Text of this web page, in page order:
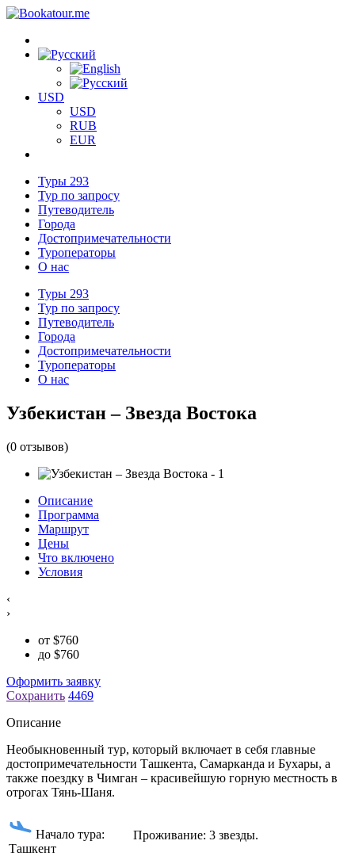
USD
USD
RUB
EUR
Туры 293
Тур по запросу
Путеводитель
Города
Достопримечательности
Туроператоры
О нас
Туры 293
Тур по запросу
Путеводитель
Города
Достопримечательности
Туроператоры
О нас
Узбекистан – Звезда Востока
(0 отзывов)
Описание
Программа
Маршрут
Цены
Что включено
Условия
‹
›
от $760
до $760
Оформить заявку
Сохранить 4469
Описание
Необыкновенный тур, который включает в себя главные
достопримечательности Ташкента, Самарканда и Бухары, а
также поездку в Чимган – красивейшую горную местность в
отрогах Тянь-Шаня.
Начало тура:
Ташкент
Проживание: 3 звезды.